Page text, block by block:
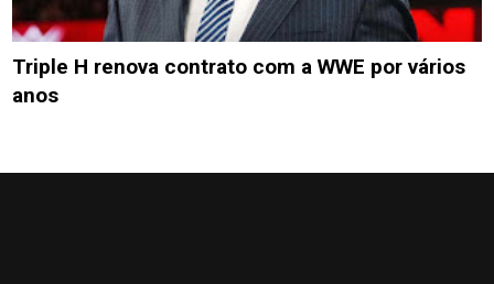
Triple H renova contrato com a WWE por vários
anos